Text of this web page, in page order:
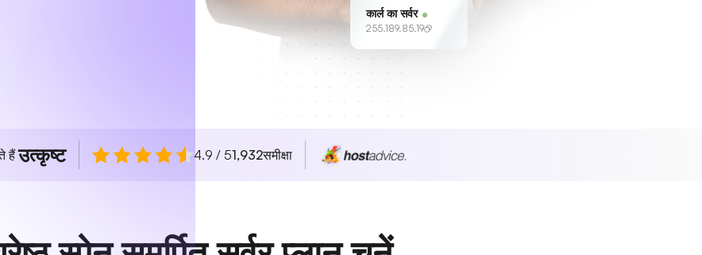
कार्ल का सर्वर
255.189.85.19
हैंउत्कृष्ट 4.9 / 51,932समीक्षा